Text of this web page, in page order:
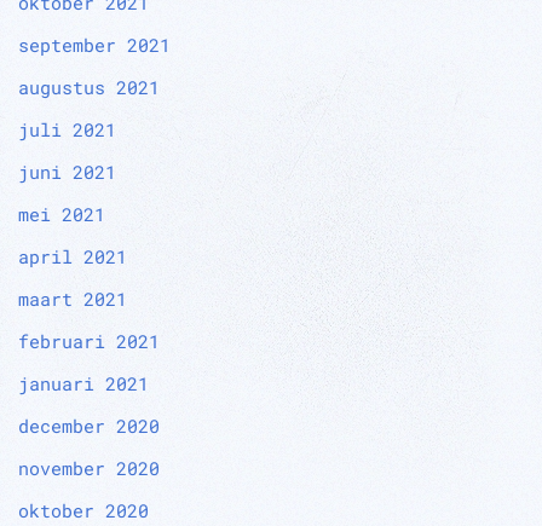
september 2021
augustus 2021
juli 2021
juni 2021
mei 2021
april 2021
maart 2021
februari 2021
januari 2021
december 2020
november 2020
oktober 2020